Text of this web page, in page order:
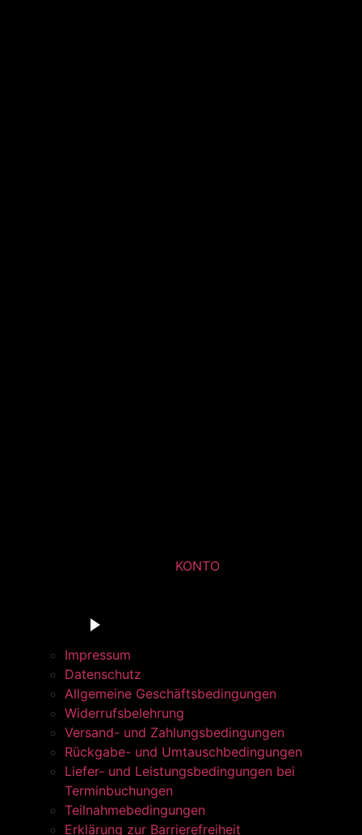
KONTO
Impressum
Datenschutz
Allgemeine Geschäftsbedingungen
Widerrufsbelehrung
Versand- und Zahlungsbedingungen
Rückgabe- und Umtauschbedingungen
Liefer- und Leistungsbedingungen bei
Terminbuchungen
Teilnahmebedingungen
Erklärung zur Barrierefreiheit